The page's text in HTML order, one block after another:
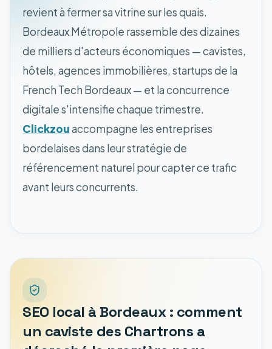
revient à fermer sa vitrine sur les quais.
Bordeaux Métropole rassemble des dizaines
de milliers d'acteurs économiques — cavistes,
hôtels, agences immobilières, startups de la
French Tech Bordeaux — et la concurrence
digitale s'intensifie chaque trimestre.
Clickzouaccompagne les entreprises
bordelaises dans leur stratégie de
référencement naturel pour capter ce trafic
avant leurs concurrents.
SEO local à Bordeaux : comment
un caviste des Chartrons a